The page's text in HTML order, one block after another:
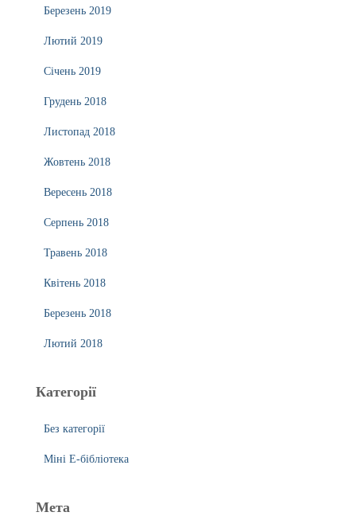
Березень 2019
Лютий 2019
Січень 2019
Грудень 2018
Листопад 2018
Жовтень 2018
Вересень 2018
Серпень 2018
Травень 2018
Квітень 2018
Березень 2018
Лютий 2018
Категорії
Без категорії
Міні Е-бібліотека
Мета